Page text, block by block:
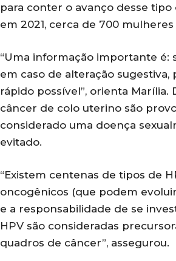
para conter o avanço desse
em 2021, cerca de 700 mulheres
“Uma informação importante é:
em caso de alteração
rápido possível”, orienta Marília.
câncer de colo uterino são
considerado uma doença
evitado.
“Existem centenas de tipos de
oncogênicos (que podem
e a responsabilidade de se
HPV são consideradas
quadros de câncer”, assegurou.